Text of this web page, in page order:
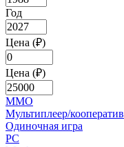
Год
Цена (₽)
Цена (₽)
MMO
Мультиплеер/кооператив
Одиночная игра
PC